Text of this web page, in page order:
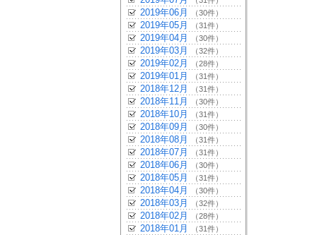
2019年06月 （30件）
2019年05月 （31件）
2019年04月 （30件）
2019年03月 （32件）
2019年02月 （28件）
2019年01月 （31件）
2018年12月 （31件）
2018年11月 （30件）
2018年10月 （31件）
2018年09月 （30件）
2018年08月 （31件）
2018年07月 （31件）
2018年06月 （30件）
2018年05月 （31件）
2018年04月 （30件）
2018年03月 （32件）
2018年02月 （28件）
2018年01月 （31件）